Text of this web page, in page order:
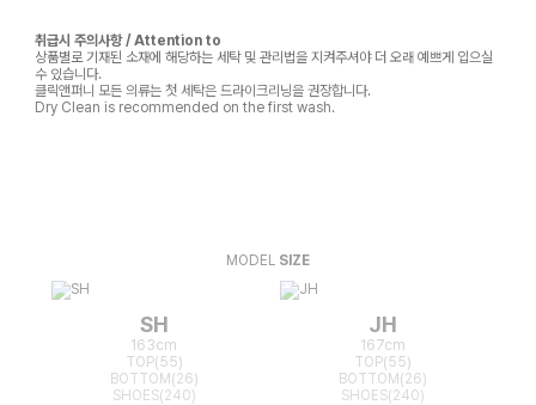
취급시 주의사항 / Attention to
상품별로 기재된 소재에 해당하는 세탁 및 관리법을 지켜주셔야 더 오래 예쁘게 입으실
수 있습니다.
클릭앤퍼니 모든 의류는 첫 세탁은 드라이크리닝을 권장합니다.
Dry Clean is recommended on the first wash.
MODEL SIZE
SH
163cm
TOP(55)
BOTTOM(26)
SHOES(240)
JH
167cm
TOP(55)
BOTTOM(26)
SHOES(240)